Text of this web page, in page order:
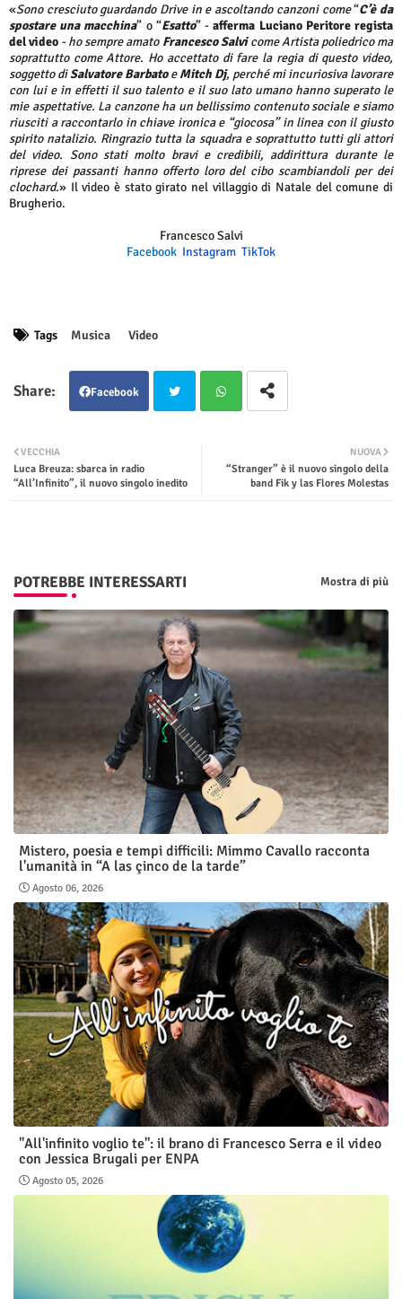
«Sono cresciuto guardando Drive in e ascoltando canzoni come“C’è da
spostare una macchina” o “Esatto” -afferma Luciano Peritore regista
del video - ho sempre amato Francesco Salvicome Artista poliedrico ma
soprattutto come Attore. Ho accettato di fare la regia di questo video,
soggetto diSalvatore BarbatoeMitch Dj, perché mi incuriosiva lavorare
con lui e in effetti il suo talento e il suo lato umano hanno superato le
mie aspettative. La canzone ha un bellissimo contenuto sociale e siamo
riusciti a raccontarlo in chiave ironica e “giocosa” in linea con il giusto
spirito natalizio. Ringrazio tutta la squadra e soprattutto tutti gli attori
del video. Sono stati molto bravi e credibili, addirittura durante le
riprese dei passanti hanno offerto loro del cibo scambiandoli per dei
clochard.» Il video è stato girato nel villaggio di Natale del comune di
Brugherio.
Francesco Salvi
Facebook Instagram TikTok
Tags Musica Video
Facebook
tsap
NUOVA
“Stranger” è il nuovo singolo della
band Fik y las Flores Molestas
VECCHIA
Luca Breuza: sbarca in radio
“All’Infinito”, il nuovo singolo inedito
POTREBBE INTERESSARTI Mostra di più
Mistero, poesia e tempi difficili: Mimmo Cavallo racconta
l'umanità in “A las çinco de la tarde”
Agosto 06, 2026
"All'infinito voglio te": il brano di Francesco Serra e il video
con Jessica Brugali per ENPA
Agosto 05, 2026